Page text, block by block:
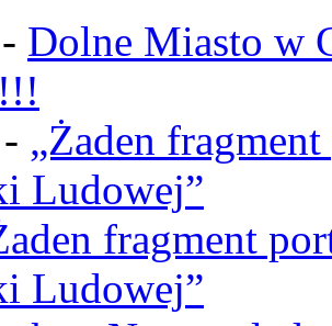
- Dolne Miasto w
„Żaden
Ludowej”
fragment
Ludowej”